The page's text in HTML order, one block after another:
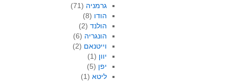
גרמניה (71)
הודו (8)
הולנד (2)
הונגריה (6)
וייטנאם (2)
יוון (1)
יפן (5)
ליטא (1)